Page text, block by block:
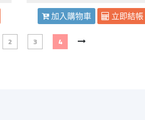
加入購物車
立即結帳
2 3 4